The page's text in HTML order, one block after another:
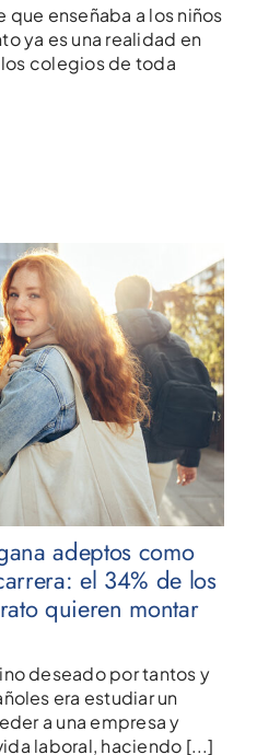
que enseñaba a los niños
ya es una realidad en
los colegios de toda
adeptos como
el 34% de los
quieren montar
deseado por tantos y
era estudiar un
a una empresa y
laboral, haciendo [...]